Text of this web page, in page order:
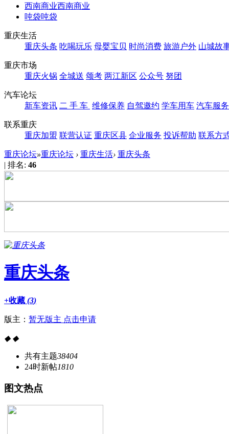
西南商业西南商业
吨袋吨袋
重庆生活
重庆头条 吃喝玩乐 母婴宝贝 时尚消费 旅游户外 山城故
重庆市场
重庆火锅 全城送 颂考 两江新区 公众号 努团
汽车论坛
新车资讯 二 手 车 维修保养 自驾邀约 学车用车 汽车服务
联系重庆
重庆加盟 联营认证 重庆区县 企业服务 投诉帮助 联系方
重庆论坛»重庆论坛 › 重庆生活› 重庆头条
| 排名: 46
重庆头条
+收藏 (3)
版主： 暂无版主 点击申请
◆ ◆
共有主题38404
24时新帖1810
图文热点